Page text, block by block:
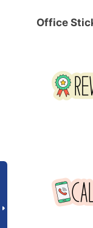
Office